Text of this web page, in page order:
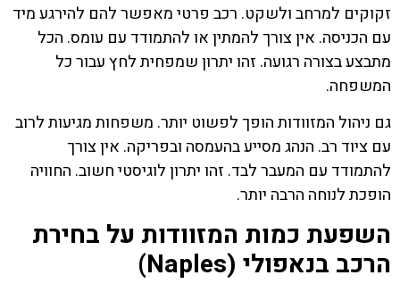
זקוקים למרחב ולשקט. רכב פרטי מאפשר להם להירגע מיד
עם הכניסה. אין צורך להמתין או להתמודד עם עומס. הכל
מתבצע בצורה רגועה. זהו יתרון שמפחית לחץ עבור כל
המשפחה.
גם ניהול המזוודות הופך לפשוט יותר. משפחות מגיעות לרוב
עם ציוד רב. הנהג מסייע בהעמסה ובפריקה. אין צורך
להתמודד עם המעבר לבד. זהו יתרון לוגיסטי חשוב. החוויה
הופכת לנוחה הרבה יותר.
השפעת כמות המזוודות על בחירת
הרכב בנאפולי (Naples)